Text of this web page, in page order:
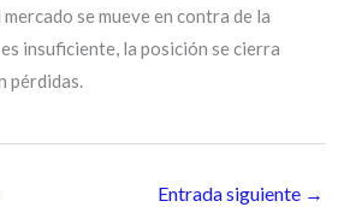
se mueve en contra de la
insuficiente, la posición se cierra
pérdidas.
Entrada siguiente →